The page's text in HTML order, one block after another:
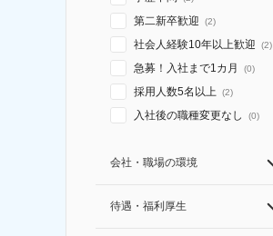
第二新卒歓迎 (2)
社会人経験10年以上歓迎 (2)
急募！入社まで1カ月 (0)
採用人数5名以上 (2)
入社後の職種変更なし (0)
会社・職場の環境
待遇・福利厚生